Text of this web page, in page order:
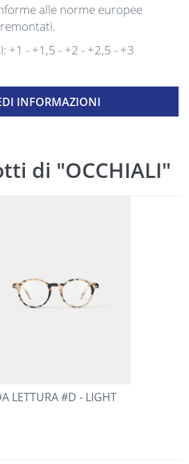
alle norme europee
+1 - +1,5 - +2 - +2,5 - +3
INFORMAZIONI
di "OCCHIALI"
#D - LIGHT